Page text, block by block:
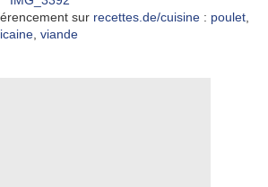
sur recettes.de/cuisine : poulet
viande